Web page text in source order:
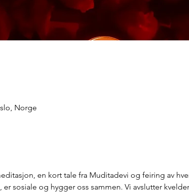
Norge
en kort tale fra Muditadevi og feiring av
sosiale og hygger oss sammen. Vi avslutter